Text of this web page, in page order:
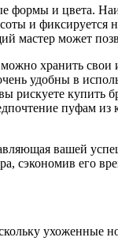
формы и цвета.
и
мастер может
хранить свои
удобны в
рискуете купить
пуфам
вашей
сэкономив его
ухоженные